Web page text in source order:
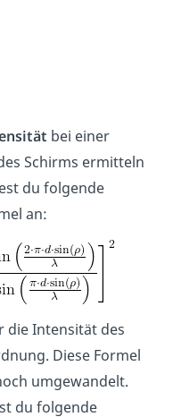
bei einer
Schirms ermitteln
du folgende
an:
die Intensität des
Diese Formel
umgewandelt.
du folgende